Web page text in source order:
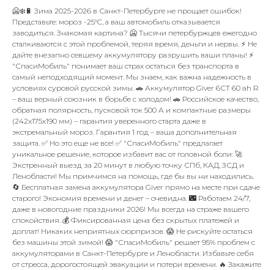
🥶❄️🔋 Зима 2025-2026 в Санкт-Петербурге не прощает ошибок!
Представьте: мороз -25°C, а ваш автомобиль отказывается
заводиться. Знакомая картина? 🥶 Тысячи петербуржцев ежегодно
сталкиваются с этой проблемой, теряя время, деньги и нервы. ⚡️ Не
дайте внезапно севшему аккумулятору разрушить ваши планы! ⚡️
"СпасиМобиль" понимает ваш страх остаться без транспорта в
самый неподходящий момент. Мы знаем, как важна надежность в
условиях суровой русской зимы. 🚗 Аккумулятор Giver 6СТ 60 ah R
– ваш верный союзник в борьбе с холодом! 🚗 Российское качество,
обратная полярность, пусковой ток 500 А и компактные размеры
(242x175x190 мм) – гарантия уверенного старта даже в
экстремальный мороз. Гарантия 1 год – ваша дополнительная
защита. ✅ Но это еще не все! ✅ "СпасиМобиль" предлагает
уникальное решение, которое избавит вас от головной боли: 🚀
Экстренный выезд за 20 минут в любую точку СПб, КАД, ЗСД и
Ленобласти! Мы примчимся на помощь, где бы вы ни находились.
🔄 Бесплатная замена аккумулятора Giver прямо на месте при сдаче
старого! Экономия времени и денег – очевидна. 🌃 Работаем 24/7,
даже в новогодние праздники 2026! Мы всегда на страже вашего
спокойствия. 💰 Фиксированная цена без скрытых платежей и
доплат! Никаких неприятных сюрпризов. 😱 Не рискуйте остаться
без машины этой зимой! 😱 "СпасиМобиль" решает 95% проблем с
аккумуляторами в Санкт-Петербурге и Ленобласти. Избавьте себя
от стресса, дорогостоящей эвакуации и потери времени. 🔥 Закажите